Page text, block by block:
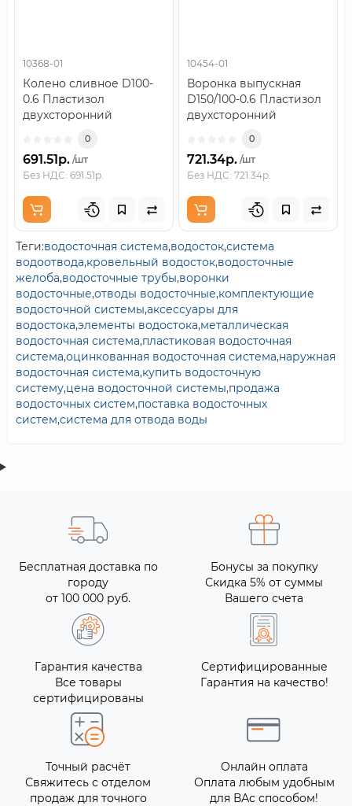
10368-01
Колено сливное D100-
0.6 Пластизол
двухсторонний
0
691.51р. /шт
Без НДС: 691.51р.
10454-01
Воронка выпускная
D150/100-0.6 Пластизол
двухсторонний
0
721.34р. /шт
Без НДС: 721.34р.
Теги:водосточная система,водосток,система
водоотвода,кровельный водосток,водосточные
желоба,водосточные трубы,воронки
водосточные,отводы водосточные,комплектующие
водосточной системы,аксессуары для
водостока,элементы водостока,металлическая
водосточная система,пластиковая водосточная
система,оцинкованная водосточная система,наружная
водосточная система,купить водосточную
систему,цена водосточной системы,продажа
водосточных систем,поставка водосточных
систем,система для отвода воды
Бесплатная доставка по
городу
от 100 000 руб.
Бонусы за покупку
Скидка 5% от суммы
Вашего счета
Гарантия качества
Все товары
сертифицированы
Сертифицированные
Гарантия на качество!
Точный расчёт
Свяжитесь с отделом
продаж для точного
Онлайн оплата
Оплата любым удобным
для ВАс способом!